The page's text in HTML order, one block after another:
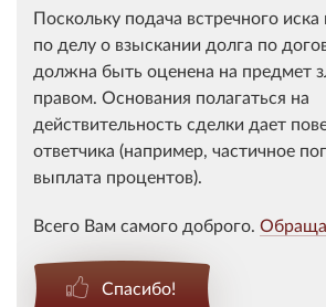
Поскольку подача встречного
по делу о взыскании долга по
должна быть оценена на предмет
правом. Основания полагаться на
действительность сделки дает
ответчика (например, частичное
выплата процентов).
Всего Вам самого доброго.
Спасибо!